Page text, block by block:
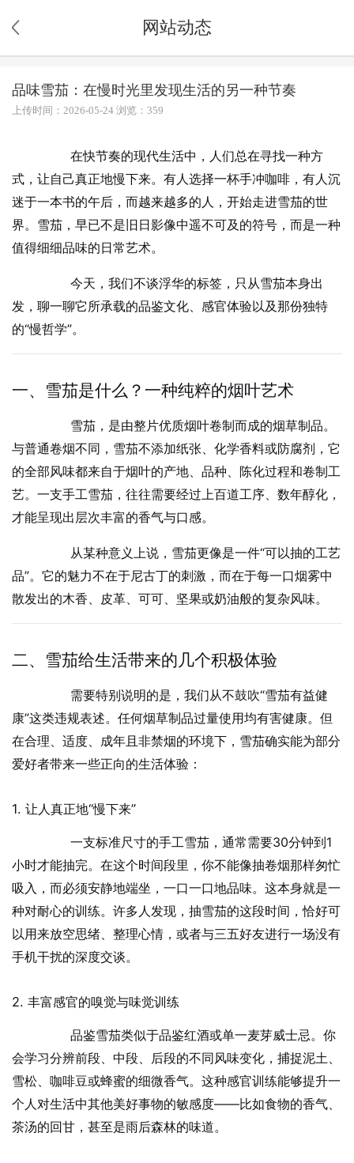
网站动态
品味雪茄：在慢时光里发现生活的另一种节奏
上传时间：2026-05-24 浏览：359
在快节奏的现代生活中，人们总在寻找一种方
式，让自己真正地慢下来。有人选择一杯手冲咖啡，有人沉
迷于一本书的午后，而越来越多的人，开始走进雪茄的世
界。雪茄，早已不是旧日影像中遥不可及的符号，而是一种
值得细细品味的日常艺术。
今天，我们不谈浮华的标签，只从雪茄本身出
发，聊一聊它所承载的品鉴文化、感官体验以及那份独特
的“慢哲学”。
一、雪茄是什么？一种纯粹的烟叶艺术
雪茄，是由整片优质烟叶卷制而成的烟草制品。
与普通卷烟不同，雪茄不添加纸张、化学香料或防腐剂，它
的全部风味都来自于烟叶的产地、品种、陈化过程和卷制工
艺。一支手工雪茄，往往需要经过上百道工序、数年醇化，
才能呈现出层次丰富的香气与口感。
从某种意义上说，雪茄更像是一件“可以抽的工艺
品”。它的魅力不在于尼古丁的刺激，而在于每一口烟雾中
散发出的木香、皮革、可可、坚果或奶油般的复杂风味。
二、雪茄给生活带来的几个积极体验
需要特别说明的是，我们从不鼓吹“雪茄有益健
康”这类违规表述。任何烟草制品过量使用均有害健康。但
在合理、适度、成年且非禁烟的环境下，雪茄确实能为部分
爱好者带来一些正向的生活体验：
1. 让人真正地“慢下来”
一支标准尺寸的手工雪茄，通常需要30分钟到1
小时才能抽完。在这个时间段里，你不能像抽卷烟那样匆忙
吸入，而必须安静地端坐，一口一口地品味。这本身就是一
种对耐心的训练。许多人发现，抽雪茄的这段时间，恰好可
以用来放空思绪、整理心情，或者与三五好友进行一场没有
手机干扰的深度交谈。
2. 丰富感官的嗅觉与味觉训练
品鉴雪茄类似于品鉴红酒或单一麦芽威士忌。你
会学习分辨前段、中段、后段的不同风味变化，捕捉泥土、
雪松、咖啡豆或蜂蜜的细微香气。这种感官训练能够提升一
个人对生活中其他美好事物的敏感度——比如食物的香气、
茶汤的回甘，甚至是雨后森林的味道。